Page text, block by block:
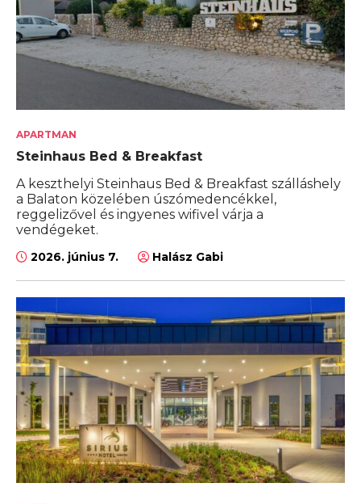
APARTMAN
Steinhaus Bed & Breakfast
A keszthelyi Steinhaus Bed & Breakfast szálláshely
a Balaton közelében úszómedencékkel,
reggelizővel és ingyenes wifivel várja a
vendégeket.
2026. június 7. Halász Gabi